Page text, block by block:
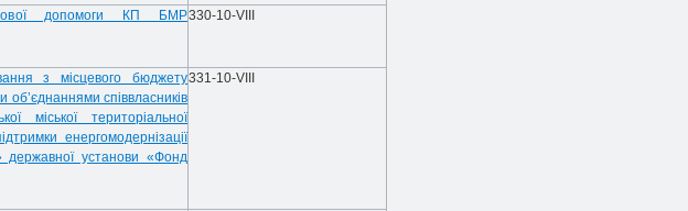
допомоги КП БМР330-10-VIIІ
з місцевого бюджету
об’єднаннями співвласників
міської територіальної
енергомодернізації
державної установи «Фонд
331-10-VIIІ